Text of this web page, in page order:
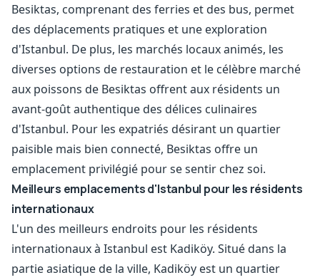
Besiktas, comprenant des ferries et des bus, permet
des déplacements pratiques et une exploration
d'Istanbul. De plus, les marchés locaux animés, les
diverses options de restauration et le célèbre marché
aux poissons de Besiktas offrent aux résidents un
avant-goût authentique des délices culinaires
d'Istanbul. Pour les expatriés désirant un quartier
paisible mais bien connecté, Besiktas offre un
emplacement privilégié pour se sentir chez soi.
Meilleurs emplacements d'Istanbul pour les résidents
internationaux
L'un des meilleurs endroits pour les résidents
internationaux à Istanbul est Kadiköy. Situé dans la
partie asiatique de la ville, Kadiköy est un quartier